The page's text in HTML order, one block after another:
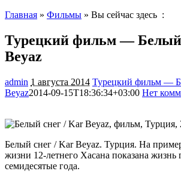
Главная » Фильмы » Вы сейчас здесь :
Турецкий фильм — Белый
Beyaz
admin 1 августа 2014 Турецкий фильм —
Beyaz2014-09-15T18:36:34+03:00 Нет
Белый снег / Kar Beyaz. Турция. На
жизни 12-летнего Хасана показана жизнь
семидесятые года.